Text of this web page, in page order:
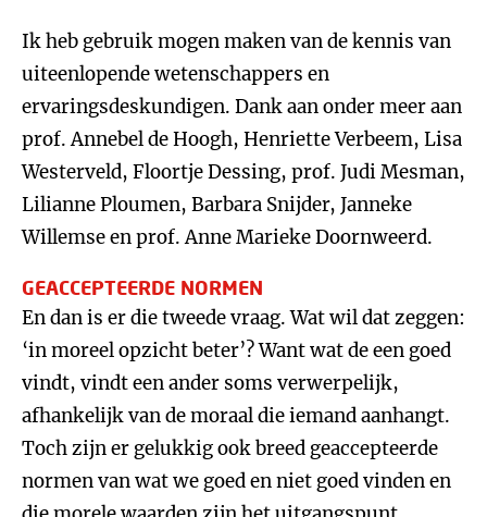
Ik heb gebruik mogen maken van de kennis van
uiteenlopende wetenschappers en
ervaringsdeskundigen. Dank aan onder meer aan
prof. Annebel de Hoogh, Henriette Verbeem, Lisa
Westerveld, Floortje Dessing, prof. Judi Mesman,
Lilianne Ploumen, Barbara Snijder, Janneke
Willemse en prof. Anne Marieke Doornweerd.
GEACCEPTEERDE NORMEN
En dan is er die tweede vraag. Wat wil dat zeggen:
‘in moreel opzicht beter’? Want wat de een goed
vindt, vindt een ander soms verwerpelijk,
afhankelijk van de moraal die iemand aanhangt.
Toch zijn er gelukkig ook breed geaccepteerde
normen van wat we goed en niet goed vinden en